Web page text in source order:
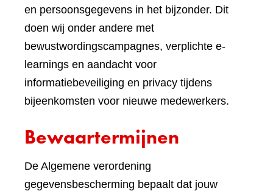
en persoonsgegevens in het bijzonder. Dit
doen wij onder andere met
bewustwordingscampagnes, verplichte e-
learnings en aandacht voor
informatiebeveiliging en privacy tijdens
bijeenkomsten voor nieuwe medewerkers.
Bewaartermijnen
De Algemene verordening
gegevensbescherming bepaalt dat jouw